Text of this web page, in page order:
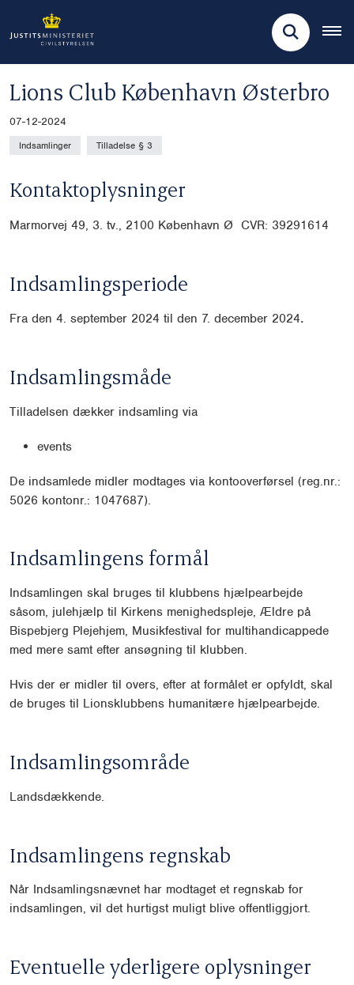
Lions Club København Østerbro
07-12-2024
Indsamlinger Tilladelse § 3
Kontaktoplysninger
Marmorvej 49, 3. tv., 2100 København Ø CVR: 39291614
Indsamlingsperiode
Fra den 4. september 2024 til den 7. december 2024.
Indsamlingsmåde
Tilladelsen dækker indsamling via
events
De indsamlede midler modtages via kontooverførsel (reg.nr.:
5026 kontonr.: 1047687).
Indsamlingens formål
Indsamlingen skal bruges til klubbens hjælpearbejde
såsom, julehjælp til Kirkens menighedspleje, Ældre på
Bispebjerg Plejehjem, Musikfestival for multihandicappede
med mere samt efter ansøgning til klubben.
Hvis der er midler til overs, efter at formålet er opfyldt, skal
de bruges til Lionsklubbens humanitære hjælpearbejde.
Indsamlingsområde
Landsdækkende.
Indsamlingens regnskab
Når Indsamlingsnævnet har modtaget et regnskab for
indsamlingen, vil det hurtigst muligt blive offentliggjort.
Eventuelle yderligere oplysninger